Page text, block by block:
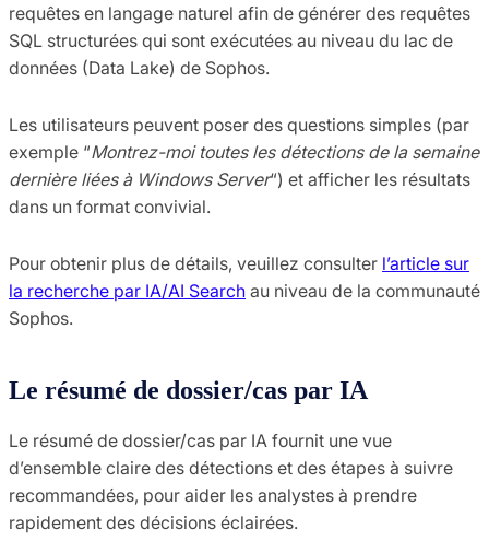
requêtes en langage naturel afin de générer des requêtes
SQL structurées qui sont exécutées au niveau du lac de
données (Data Lake) de Sophos.
Les utilisateurs peuvent poser des questions simples (par
exemple “Montrez-moi toutes les détections de la semaine
dernière liées à Windows Server“) et afficher les résultats
dans un format convivial.
Pour obtenir plus de détails, veuillez consulter l’article sur
la recherche par IA/AI Search au niveau de la communauté
Sophos.
Le résumé de dossier/cas par IA
Le résumé de dossier/cas par IA fournit une vue
d’ensemble claire des détections et des étapes à suivre
recommandées, pour aider les analystes à prendre
rapidement des décisions éclairées.